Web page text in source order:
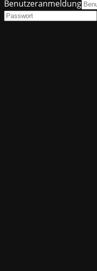
Benutzeranmeldung